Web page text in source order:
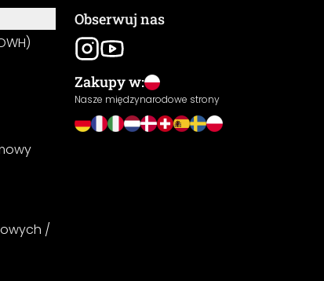
/
Obserwuj nas
Zakupy w:
Nasze międzynarodowe strony